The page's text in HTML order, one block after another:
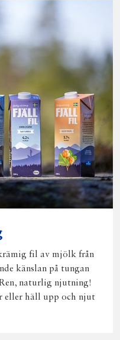
fil av mjölk från
känslan på tungan
naturlig njutning!
eller häll upp och njut